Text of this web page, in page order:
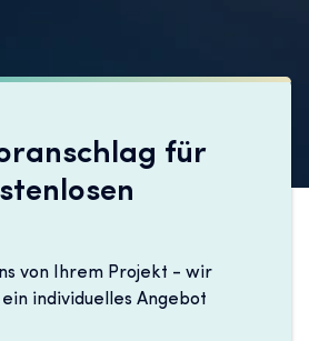
für
von Ihrem Projekt - wir
individuelles Angebot